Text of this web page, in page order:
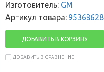
Изготовитель: GM
Артикул товара: 95368628
ДОБАВИТЬ В КОРЗИНУ
ДОБАВИТЬ В СРАВНЕНИЕ